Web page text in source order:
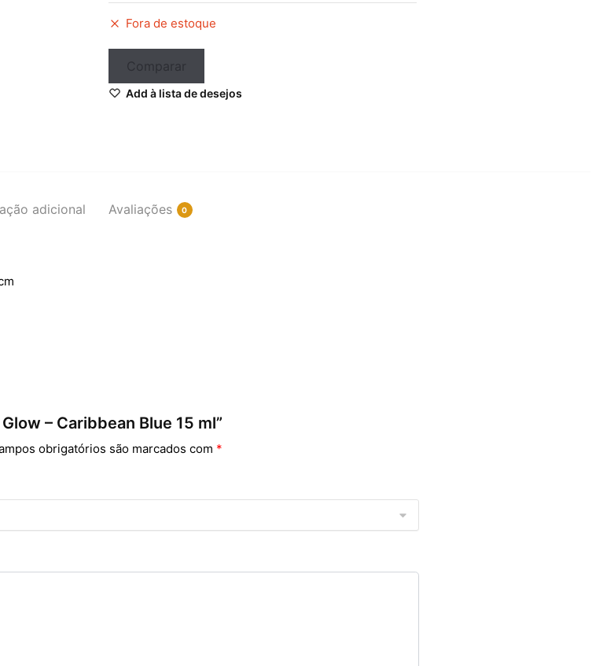
Fora de estoque
Comparar
Add à lista de desejos
adicional Avaliações 0
– Caribbean Blue 15 ml”
obrigatórios são marcados com *